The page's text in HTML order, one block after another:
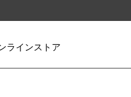
ラインストア